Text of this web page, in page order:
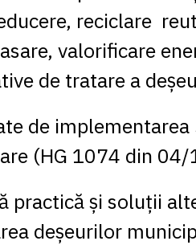
reciclare
valorificare
de tratare a
de
(HG 1074 din
practică și soluții
deșeurilor